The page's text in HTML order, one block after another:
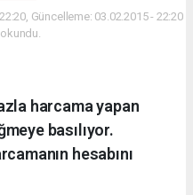
Güncelleme: 03.02.2015 - 22:20
harcama yapan
basılıyor.
hesabını